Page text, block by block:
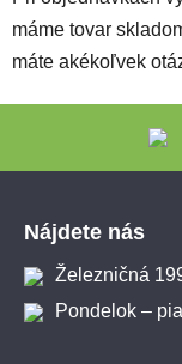
máme tovar
máte akékoľvek
Nájdete nás
Železničná
Pondelok –